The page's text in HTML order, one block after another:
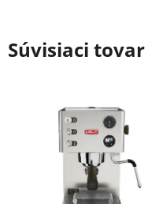
Súvisiaci tovar